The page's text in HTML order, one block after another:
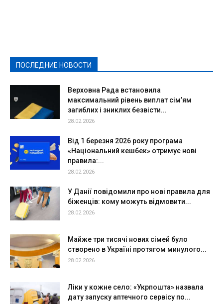
ПОСЛЕДНИЕ НОВОСТИ
Верховна Рада встановила
максимальний рівень виплат сім’ям
загиблих і зниклих безвісти...
28.02.2026
Від 1 березня 2026 року програма
«Національний кешбек» отримує нові
правила:...
28.02.2026
У Данії повідомили про нові правила для
біженців: кому можуть відмовити...
28.02.2026
Майже три тисячі нових сімей було
створено в Україні протягом минулого...
28.02.2026
Ліки у кожне село: «Укрпошта» назвала
дату запуску аптечного сервісу по...